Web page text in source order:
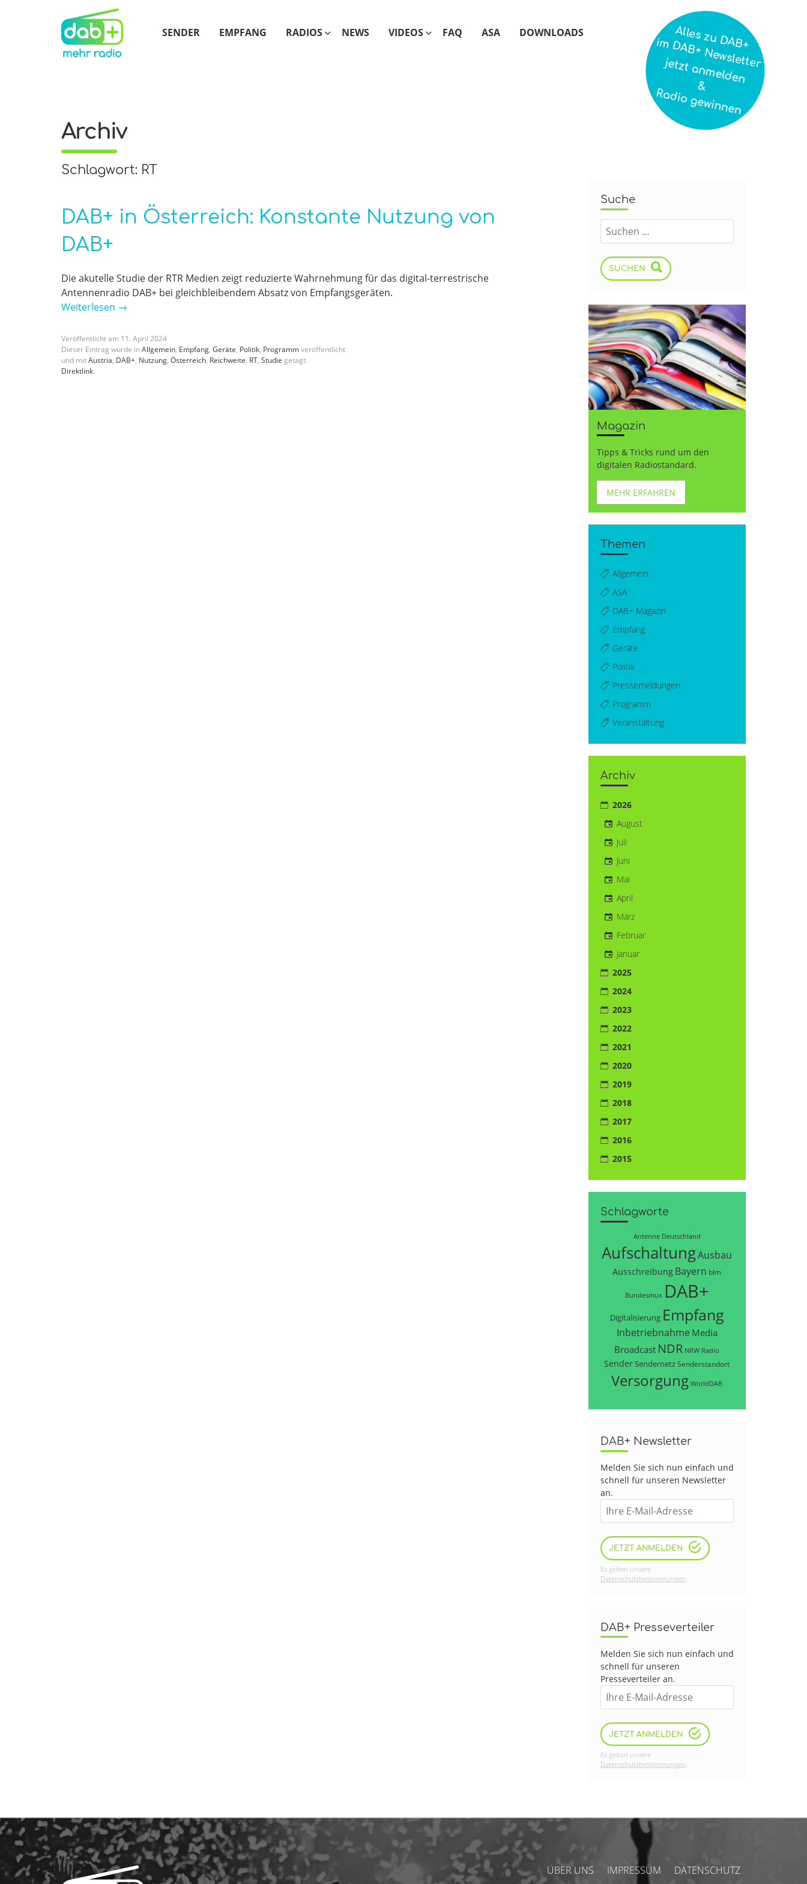
SENDER EMPFANG RADIOS NEWS VIDEOS FAQ ASA DOWNLOADS
Archiv
Schlagwort: RT
DAB+ in Österreich: Konstante Nutzung von
DAB+
Die akutelle Studie der RTR Medien zeigt reduzierte Wahrnehmung für das digital-terrestrische
Antennenradio DAB+ bei gleichbleibendem Absatz von Empfangsgeräten.
Weiterlesen →
Veröffentlicht am 11 . April 2024
Dieser Eintrag wurde inAllgemein, Empfang, Geräte, Politik, Programmveröffentlicht
und mitAustria, DAB+, Nutzung, Österreich, Reichweite, RT, Studie getagt.
Direktlink.
Suche
SUCHEN
Magazin
Tipps & Tricks rund um den
digitalen Radiostandard.
MEHR ERFAHREN
Themen
Allgemein
ASA
DAB+ Magazin
Empfang
Geräte
Politik
Pressemeldungen
Programm
Veranstaltung
Archiv
2026
August
Juli
Juni
Mai
April
März
Februar
Januar
2025
2024
2023
2022
2021
2020
2019
2018
2017
2016
2015
Schlagworte
Antenne Deutschland
AufschaltungAusbau
Ausschreibung Bayern blm
Bundesmux DAB+
Digitalisierung Empfang
Inbetriebnahme Media
Broadcast NDR NRW Radio
SenderSendernetzSenderstandort
Versorgung WorldDAB
DAB+ Newsletter
Melden Sie sich nun einfach und
schnell für unseren Newsletter
an.
JETZT ANMELDEN
Es gelten unsere
Datenschutzbestimmungen
DAB+ Presseverteiler
Melden Sie sich nun einfach und
schnell für unseren
Presseverteiler an.
JETZT ANMELDEN
Es gelten unsere
Datenschutzbestimmungen.
ÜBER UNS IMPRESSUM DATENSCHUTZ
Alles zu DAB+
im DAB+ Newsletter
jetzt anmelden
&
Radio gewinnen